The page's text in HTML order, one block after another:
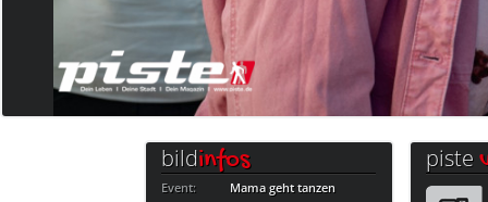
bildinfos
Event:
Mama geht tanzen
piste